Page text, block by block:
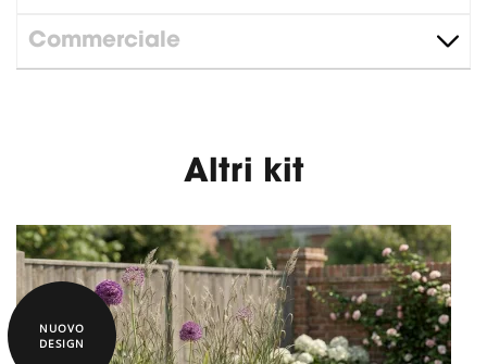
Commerciale
Altri kit
NUOVO
DESIGN